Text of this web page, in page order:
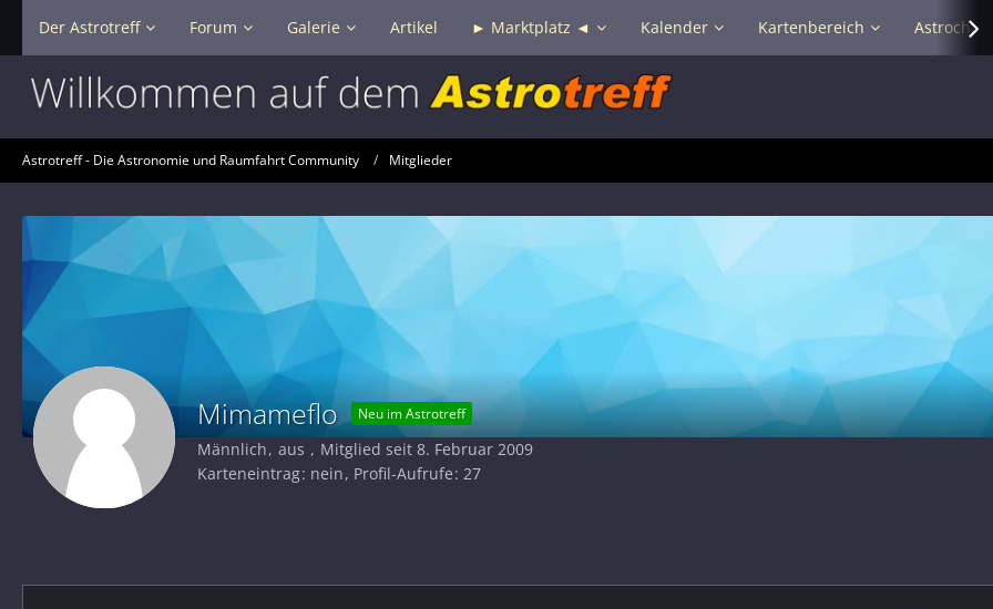
Der Astrotreff Forum Galerie Artikel ► Marktplatz ◄ Kalender Kartenbereich Astrochat
Astrotreff - Die Astronomie und Raumfahrt Community Mitglieder
Mimameflo Neu im Astrotreff
Männlich aus
Mitglied seit 8. Februar 2009
Karteneintrag nein Profil-Aufrufe 27